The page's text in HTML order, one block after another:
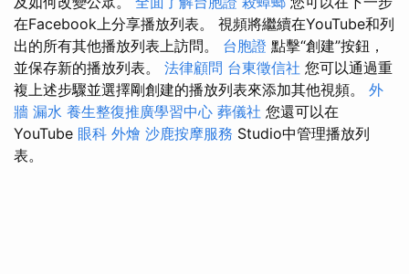
在Facebook上分享播放列表。 視頻將繼續在YouTube和列
出的所有其他播放列表上訪問。 台胞證 點擊“創建”按鈕，
並保存新的播放列表。 法律顧問 台東徵信社 您可以通過重
複上述步驟並選擇剛創建的播放列表來添加其他視頻。 外
牆 漏水 養生整復推廣學習中心 葬儀社 您還可以在
YouTube 眼科 外燴 沙鹿按摩服務 Studio中管理播放列
表。